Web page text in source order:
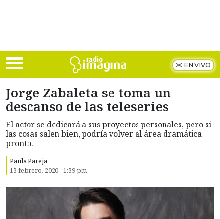
EN VIVO
Jorge Zabaleta se toma un
descanso de las teleseries
El actor se dedicará a sus proyectos personales, pero si
las cosas salen bien, podría volver al área dramática
pronto.
Paula Pareja
13 febrero, 2020 - 1:39 pm